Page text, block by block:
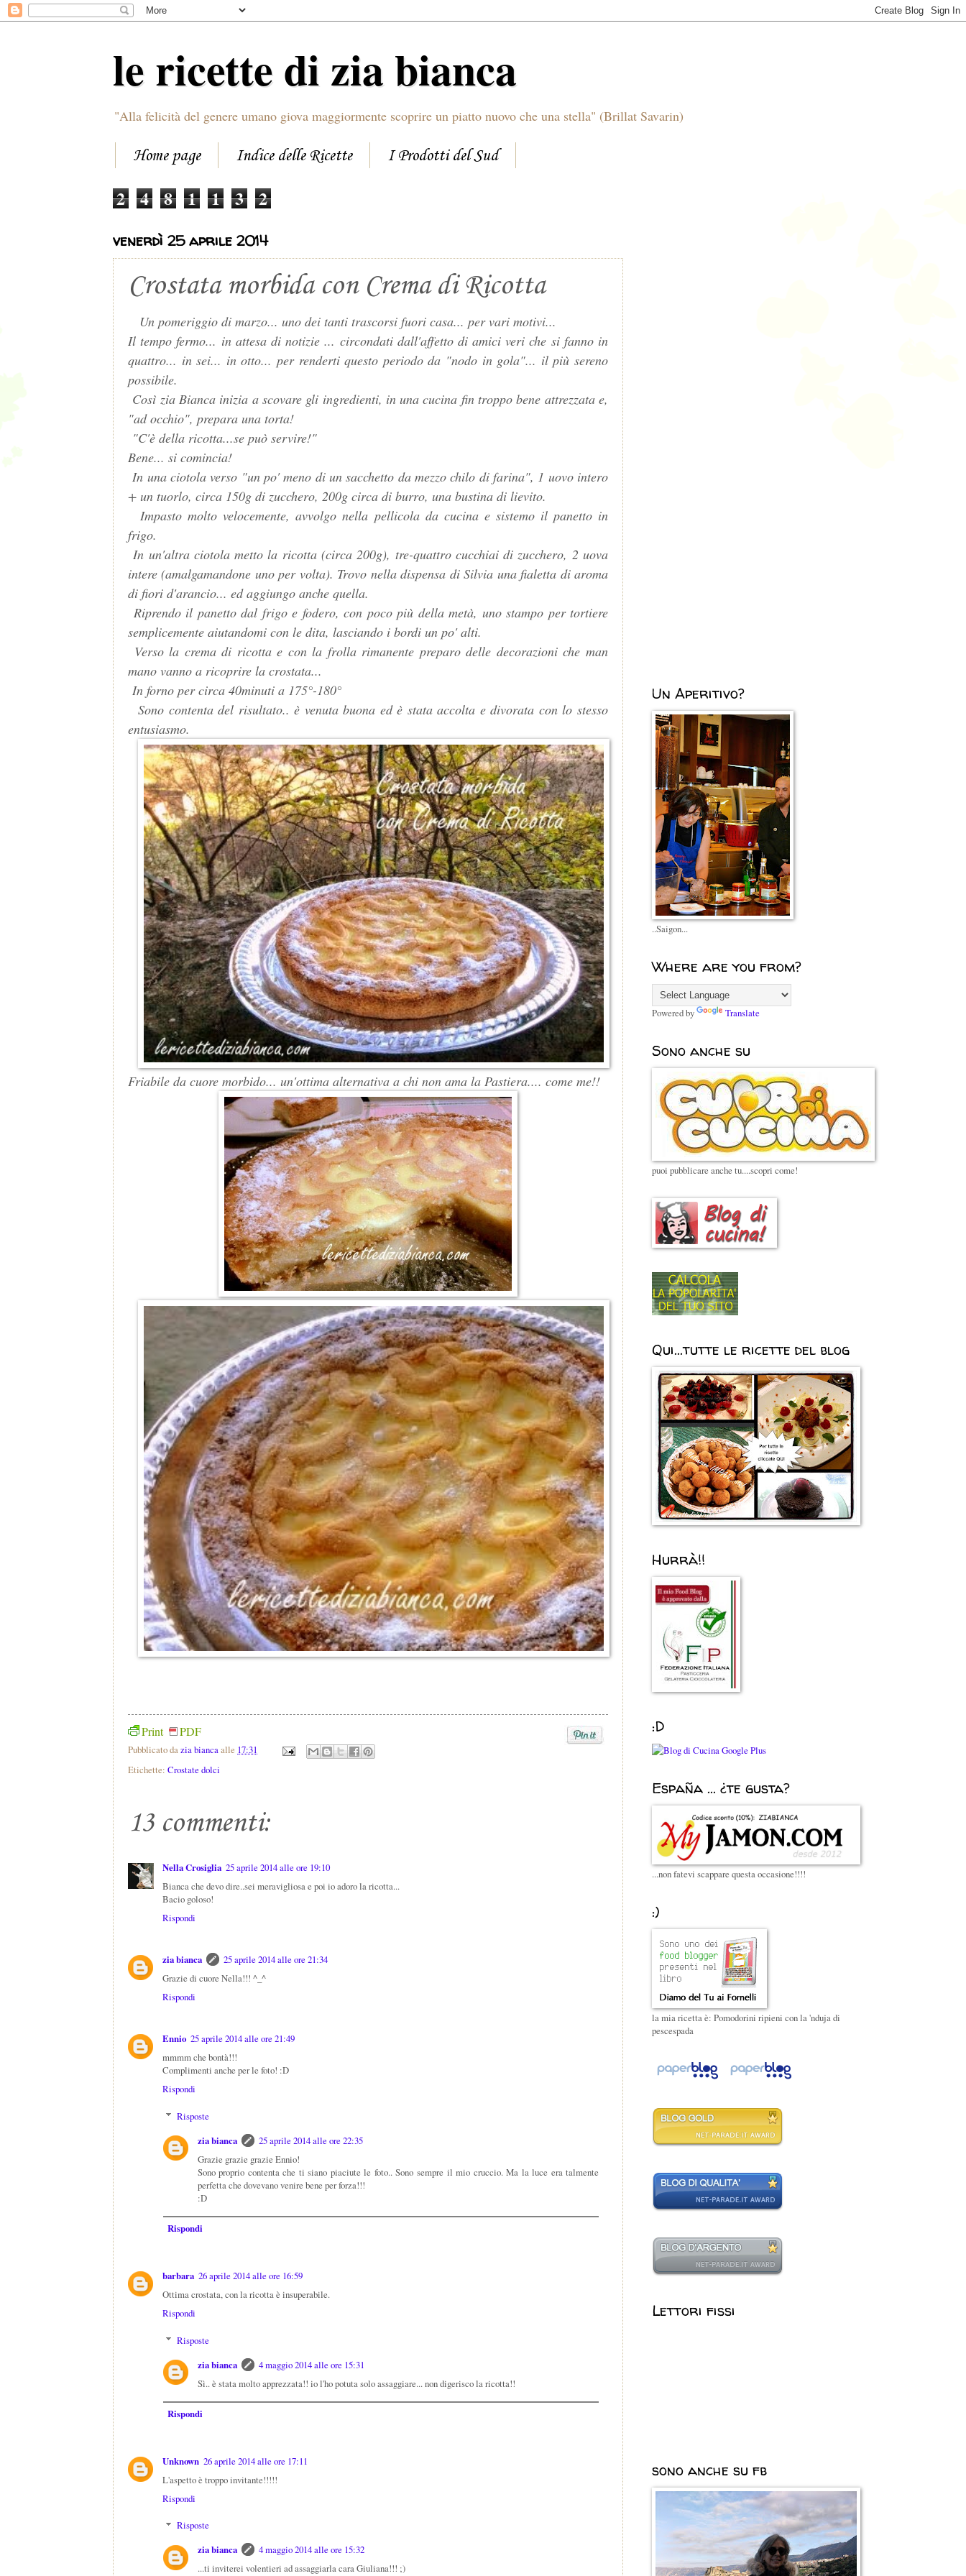
le ricette di zia bianca
"Alla felicità del genere umano giova maggiormente scoprire un piatto nuovo che una stella" (Brillat Savarin)
Home page Indice delle Ricette I Prodotti del Sud
2 4 8 1 1 3 2
venerdì 25 aprile 2014
Crostata morbida con Crema di Ricotta
Un pomeriggio di marzo... uno dei tanti trascorsi fuori casa... per vari motivi...
Il tempo fermo... in attesa di notizie ... circondati dall'affetto di amici veri che si fanno in
quattro... in sei... in otto... per renderti questo periodo da "nodo in gola"... il più sereno
possibile.
Così zia Bianca inizia a scovare gli ingredienti, in una cucina fin troppo bene attrezzata e,
"ad occhio", prepara una torta!
"C'è della ricotta...se può servire!"
Bene... si comincia!
In una ciotola verso "un po' meno di un sacchetto da mezzo chilo di farina", 1 uovo intero
+ un tuorlo, circa 150g di zucchero, 200g circa di burro, una bustina di lievito.
Impasto molto velocemente, avvolgo nella pellicola da cucina e sistemo il panetto in
frigo.
In un'altra ciotola metto la ricotta (circa 200g), tre-quattro cucchiai di zucchero, 2 uova
intere (amalgamandone uno per volta). Trovo nella dispensa di Silvia una fialetta di aroma
di fiori d'arancio... ed aggiungo anche quella.
Riprendo il panetto dal frigo e fodero, con poco più della metà, uno stampo per tortiere
semplicemente aiutandomi con le dita, lasciando i bordi un po' alti.
Verso la crema di ricotta e con la frolla rimanente preparo delle decorazioni che man
mano vanno a ricoprire la crostata...
In forno per circa 40minuti a 175°-180°
Sono contenta del risultato.. è venuta buona ed è stata accolta e divorata con lo stesso
entusiasmo.
Friabile da cuore morbido... un'ottima alternativa a chi non ama la Pastiera.... come me!!
Print PDF
Pubblicato dazia biancaalle 17:31
Etichette: Crostate dolci
13 commenti:
Nella Crosiglia 25 aprile 2014 alle ore 19:10
Bianca che devo dire..sei meravigliosa e poi io adoro la ricotta...
Bacio goloso!
Rispondi
zia bianca
25 aprile 2014 alle ore 21:34
Grazie di cuore Nella!!! ^_^
Rispondi
Ennio 25 aprile 2014 alle ore 21:49
mmmm che bontà!!!
Complimenti anche per le foto! :D
Rispondi
Risposte
zia bianca
25 aprile 2014 alle ore 22:35
Grazie grazie grazie Ennio!
Sono proprio contenta che ti siano piaciute le foto.. Sono sempre il mio cruccio. Ma la luce era talmente
perfetta che dovevano venire bene per forza!!!
:D
Rispondi
barbara 26 aprile 2014 alle ore 16:59
Ottima crostata, con la ricotta è insuperabile.
Rispondi
Risposte
zia bianca
4 maggio 2014 alle ore 15:31
Sì.. è stata molto apprezzata!! io l'ho potuta solo assaggiare... non digerisco la ricotta!!
Rispondi
Unknown 26 aprile 2014 alle ore 17:11
L'aspetto è troppo invitante!!!!!
Rispondi
Risposte
zia bianca
4 maggio 2014 alle ore 15:32
...ti inviterei volentieri ad assaggiarla cara Giuliana!!! ;)
Un Aperitivo?
..Saigon...
Where are you from?
Powered by Translate
Sono anche su
puoi pubblicare anche tu....scopri come!
Qui...tutte le ricette del blog
Hurrà!!
:D
España ... ¿te gusta?
...non fatevi scappare questa occasione!!!!
:)
la mia ricetta è: Pomodorini ripieni con la 'nduja di
pescespada
Lettori fissi
sono anche su fb